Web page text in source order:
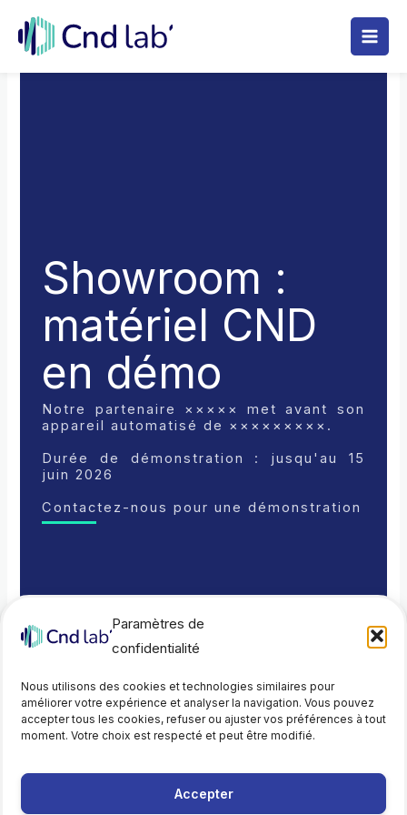
Paramètres de
confidentialité
Nous utilisons des cookies et technologies similaires pour
améliorer votre expérience et analyser la navigation. Vous pouvez
accepter tous les cookies, refuser ou ajuster vos préférences à tout
moment. Votre choix est respecté et peut être modifié.
Accepter
contenu
Showroom :
matériel CND
en démo
Notre partenaire ××××× met avant son
appareil automatisé de ×××××××××.
Durée de démonstration : jusqu'au 15
juin 2026
Contactez-nous pour une démonstration
Article suivant→
Mentions légales